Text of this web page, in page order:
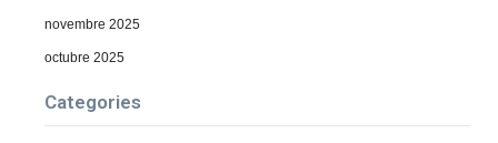
novembre 2025
octubre 2025
Categories